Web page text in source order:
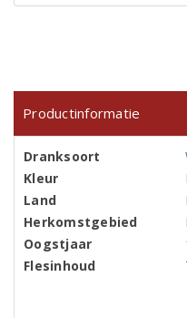
Productinformatie
Dranksoort
Kleur
Land
Herkomstgebied
Oogstjaar
Flesinhoud